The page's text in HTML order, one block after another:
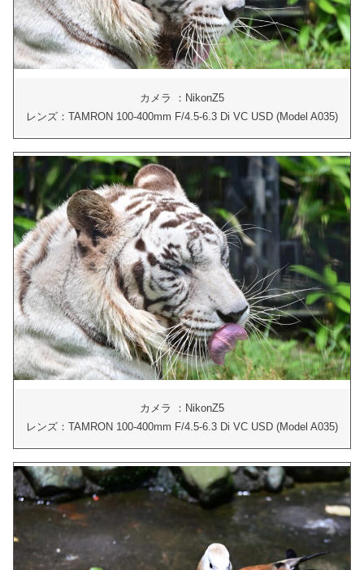
カメラ ：NikonZ5
レンズ：TAMRON 100-400mm F/4.5-6.3 Di VC USD (Model A035)
カメラ ：NikonZ5
レンズ：TAMRON 100-400mm F/4.5-6.3 Di VC USD (Model A035)